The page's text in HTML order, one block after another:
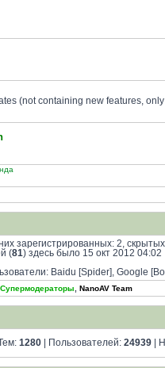
(not containing new features,
них зарегистрированных: 2,
(81) здесь было 15 окт 2012 04:02
Baidu [Spider], Google
Супермодераторы NanoAV Team
1280 | Пользователей: 24939 |